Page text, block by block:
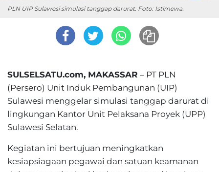
PLN UIP Sulawesi simulasi tanggap darurat. Foto: Istimewa.
SULSELSATU.com, MAKASSAR – PT PLN
(Persero) Unit Induk Pembangunan (UIP)
Sulawesi menggelar simulasi tanggap darurat di
lingkungan Kantor Unit Pelaksana Proyek (UPP)
Sulawesi Selatan.
Kegiatan ini bertujuan meningkatkan
kesiapsiagaan pegawai dan satuan keamanan